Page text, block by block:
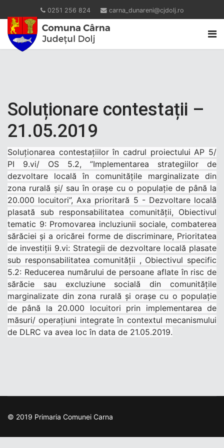
0251 256 824 carna_dunareni@cjdolj.ro
Soluționare contestații –
21.05.2019
Soluționarea contestațiilor în cadrul proiectului AP 5/
PI 9.vi/ OS 5.2, ”Implementarea strategiilor de
dezvoltare locală în comunitățile marginalizate din
zona rurală și/ sau în orașe cu o populație de până la
20.000 locuitori”, Axa prioritară 5 - Dezvoltare locală
plasată sub responsabilitatea comunității, Obiectivul
tematic 9: Promovarea incluziunii sociale, combaterea
sărăciei și a oricărei forme de discriminare, Prioritatea
de investiții 9.vi: Strategii de dezvoltare locală plasate
sub responsabilitatea comunității , Obiectivul specific
5.2: Reducerea numărului de persoane aflate în risc de
sărăcie sau excluziune socială din comunitățile
marginalizate din zona rurală și orașe cu o populație
de până la 20.000 locuitori prin implementarea de
măsuri/ operațiuni integrate în contextul mecanismului
de DLRC va avea loc în data de 21.05.2019.
© 2019 Primaria Comunei Carna